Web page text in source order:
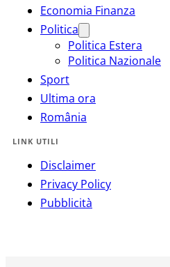
Economia Finanza
Politica
Politica Estera
Politica Nazionale
Sport
Ultima ora
România
LINK UTILI
Disclaimer
Privacy Policy
Pubblicità